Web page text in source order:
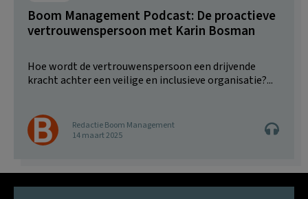
Boom Management Podcast: De proactieve
vertrouwenspersoon met Karin Bosman
Hoe wordt de vertrouwenspersoon een drijvende
kracht achter een veilige en inclusieve organisatie?...
Redactie Boom Management
14 maart 2025